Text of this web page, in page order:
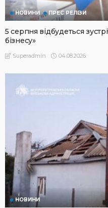
НОВИНИ ПРЕС РЕЛІЗИ
5 серпня відбудеться
бізнесу»
Superadmin 04.08.2026
НОВИНИ